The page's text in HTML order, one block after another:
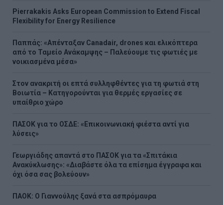
Pierrakakis Asks European Commission to Extend Fiscal
Flexibility for Energy Resilience
Παππάς: «Απένταξαν Canadair, drones και ελικόπτερα
από το Ταμείο Ανάκαμψης – Παλεύουμε τις φωτιές με
νοικιασμένα μέσα»
Στον ανακριτή οι επτά συλληφθέντες για τη φωτιά στη
Βοιωτία – Κατηγορούνται για θερμές εργασίες σε
υπαίθριο χώρο
ΠΑΣΟΚ για το ΟΣΔΕ: «Επικοινωνιακή φιέστα αντί για
λύσεις»
Γεωργιάδης απαντά στο ΠΑΣΟΚ για τα «Σπιτάκια
Ανακύκλωσης»: «Διαβάστε όλα τα επίσημα έγγραφα και
όχι όσα σας βολεύουν»
ΠΑΟΚ: Ο Γιαννούλης ξανά στα ασπρόμαυρα